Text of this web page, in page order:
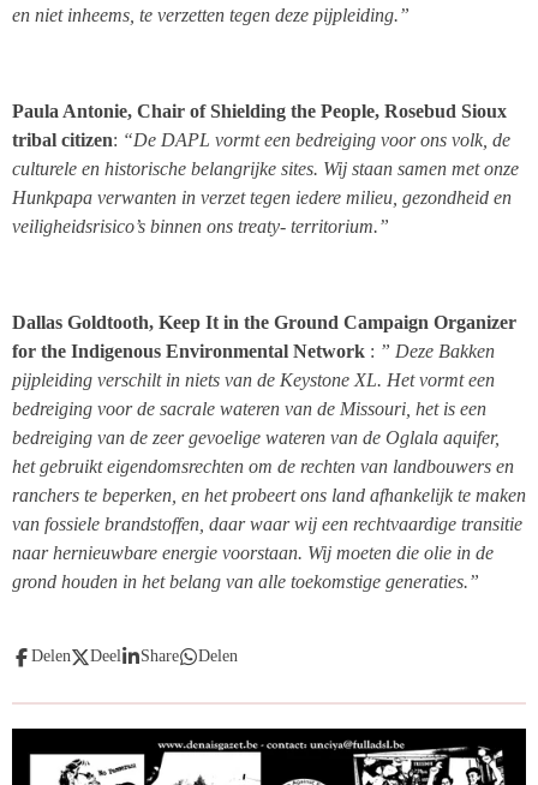
en niet inheems, te verzetten tegen deze pijpleiding.”
Paula Antonie, Chair of Shielding the People, Rosebud Sioux
tribal citizen: “De DAPL vormt een bedreiging voor ons volk, de
culturele en historische belangrijke sites. Wij staan samen met onze
Hunkpapa verwanten in verzet tegen iedere milieu, gezondheid en
veiligheidsrisico’s binnen ons treaty- territorium.”
Dallas Goldtooth, Keep It in the Ground Campaign Organizer
for the Indigenous Environmental Network : ” Deze Bakken
pijpleiding verschilt in niets van de Keystone XL. Het vormt een
bedreiging voor de sacrale wateren van de Missouri, het is een
bedreiging van de zeer gevoelige wateren van de Oglala aquifer,
het gebruikt eigendomsrechten om de rechten van landbouwers en
ranchers te beperken, en het probeert ons land afhankelijk te maken
van fossiele brandstoffen, daar waar wij een rechtvaardige transitie
naar hernieuwbare energie voorstaan. Wij moeten die olie in de
grond houden in het belang van alle toekomstige generaties.”
Delen Deel Share Delen